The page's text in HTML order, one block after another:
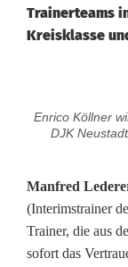
Trainerteams
Kreisklasse
N
e
Enrico Köllner
DJK
Manfred
(Interimstrainer
Trainer, die aus
sofort das